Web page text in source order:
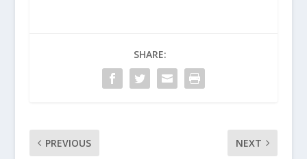
SHARE:
PREVIOUS NEXT